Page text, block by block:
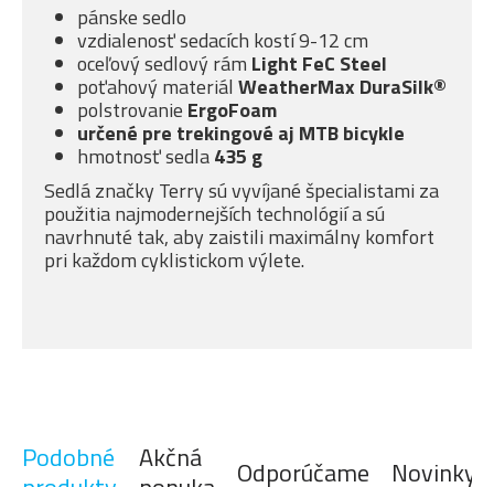
pánske sedlo
vzdialenosť sedacích kostí 9-12 cm
oceľový sedlový rám Light FeC Steel
poťahový materiál WeatherMax DuraSilk®
polstrovanie ErgoFoam
určené pre trekingové aj MTB bicykle
hmotnosť sedla435 g
Sedlá značky Terry sú vyvíjané špecialistami za
použitia najmodernejších technológií a sú
navrhnuté tak, aby zaistili maximálny komfort
pri každom cyklistickom výlete.
Podobné Akčná Odporúčame Novinky